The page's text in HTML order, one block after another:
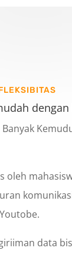
dengan
oleh
data